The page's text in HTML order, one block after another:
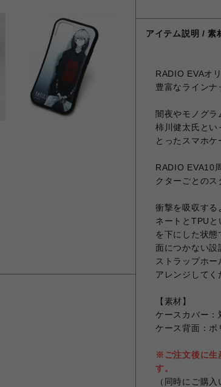
アイテム説明 / 素
RADIO EVAオ
豊富なラインナ
闇夜やモノグ
柿川健太氏とい
とったスマホケ
RADIO EVA10
クターごとのス
衝撃を吸収する
ネートとTPU
を下にした状
面につかない設
ストラップホ
アレンジしてく
【素材】
ケースカバー：
ケース背面：ポ
※ご注文後に生
す。
（同時にご購